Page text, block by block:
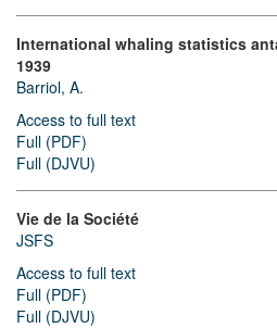
International whaling statistics
1939
Barriol, A.
Access to full text
Full (PDF)
Full (DJVU)
Vie de la Société
JSFS
Access to full text
Full (PDF)
Full (DJVU)